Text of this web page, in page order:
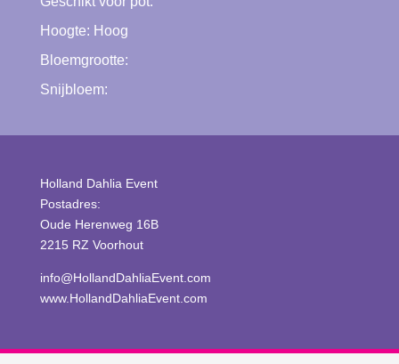
Hoogte: Hoog
Bloemgrootte:
Snijbloem:
Holland Dahlia Event
Postadres:
Oude Herenweg 16B
2215 RZ Voorhout
info@HollandDahliaEvent.com
www.HollandDahliaEvent.com